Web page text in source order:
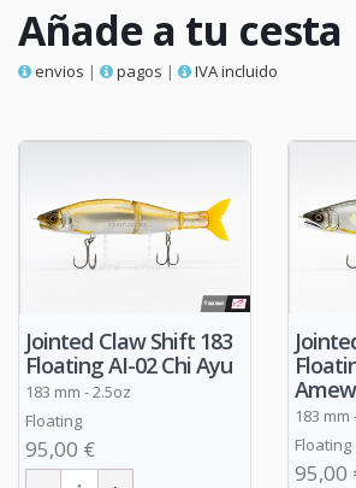
Añade a tu cesta
envios | pagos | IVA incluido
Jointed Claw Shift 183
Floating AI-02 Chi Ayu
183 mm - 2.5oz
Floating
95,00 €
183 mm
Floating
95,00